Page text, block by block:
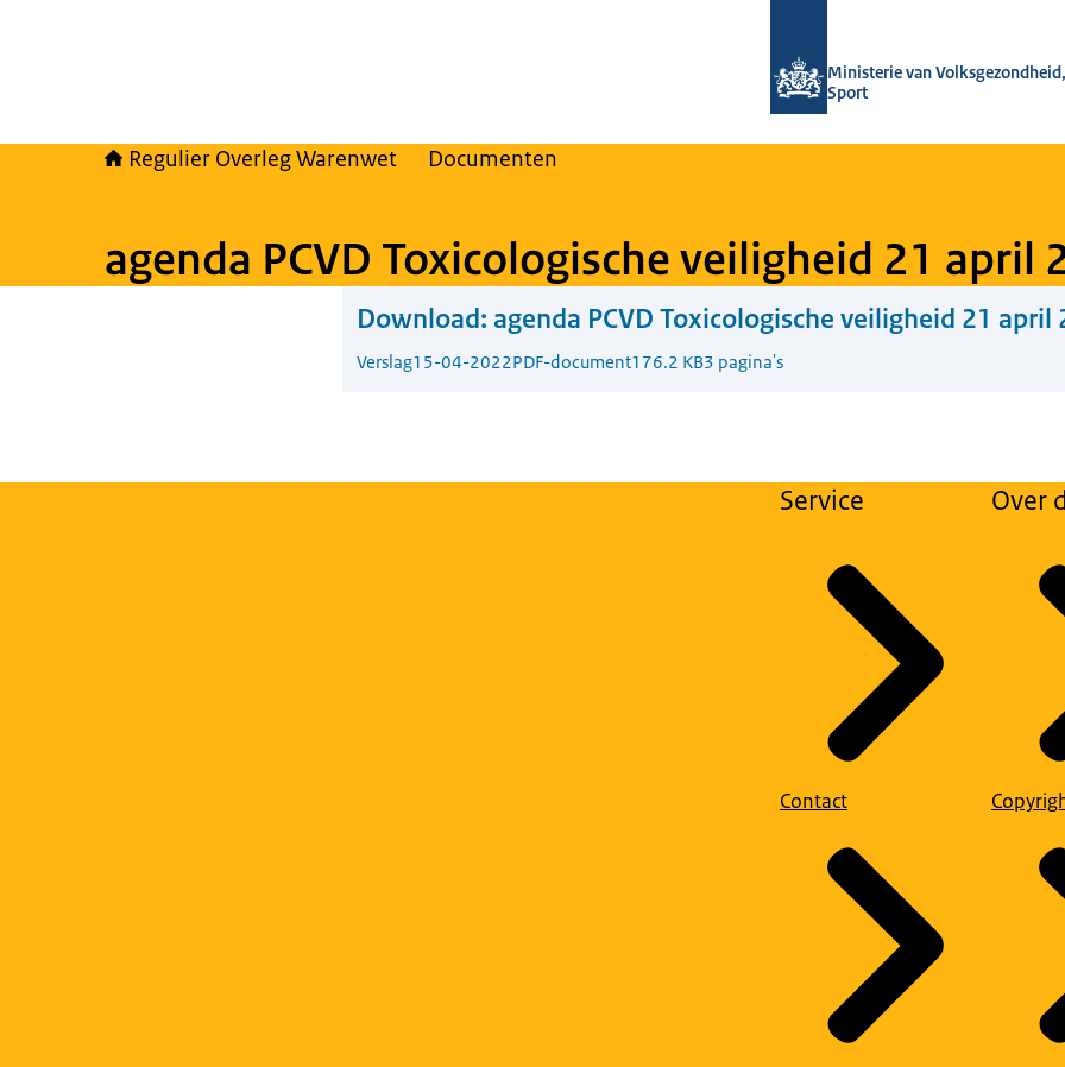
Ministerie van
Sport
Regulier Overleg Warenwet Documenten
agenda PCVD Toxicologische veiligheid 21 april
Download: agenda PCVD Toxicologische veiligheid 21 april
Verslag15-04-2022PDF-document176.2 KB3 pagina's
Service
Contact
Over